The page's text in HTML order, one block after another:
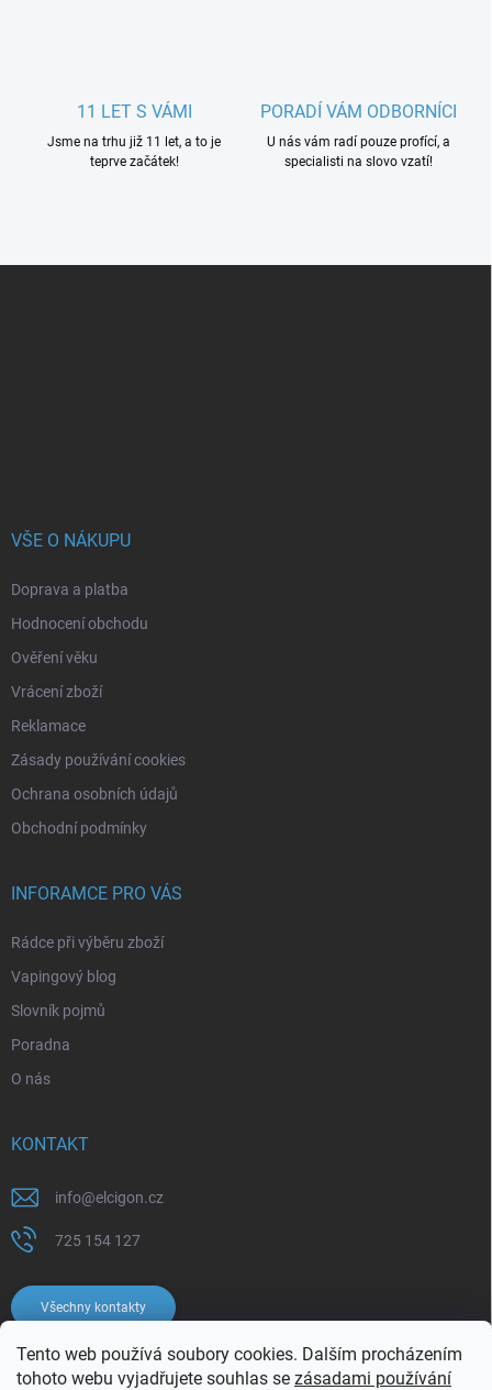
Tento web používá soubory cookies. Dalším procházením
tohoto webu vyjadřujete souhlas se zásadami používání
11 LET S VÁMI
Jsme na trhu již 11 let, a to je
teprve začátek!
PORADÍ VÁM ODBORNÍCI
U nás vám radí pouze profící, a
specialisti na slovo vzatí!
VŠE O NÁKUPU
Doprava a platba
Hodnocení obchodu
Ověření věku
Vrácení zboží
Reklamace
Zásady používání cookies
Ochrana osobních údajů
Obchodní podmínky
INFORAMCE PRO VÁS
Rádce při výběru zboží
Vapingový blog
Slovník pojmů
Poradna
O nás
KONTAKT
info@elcigon.cz
725 154 127
Všechny kontakty